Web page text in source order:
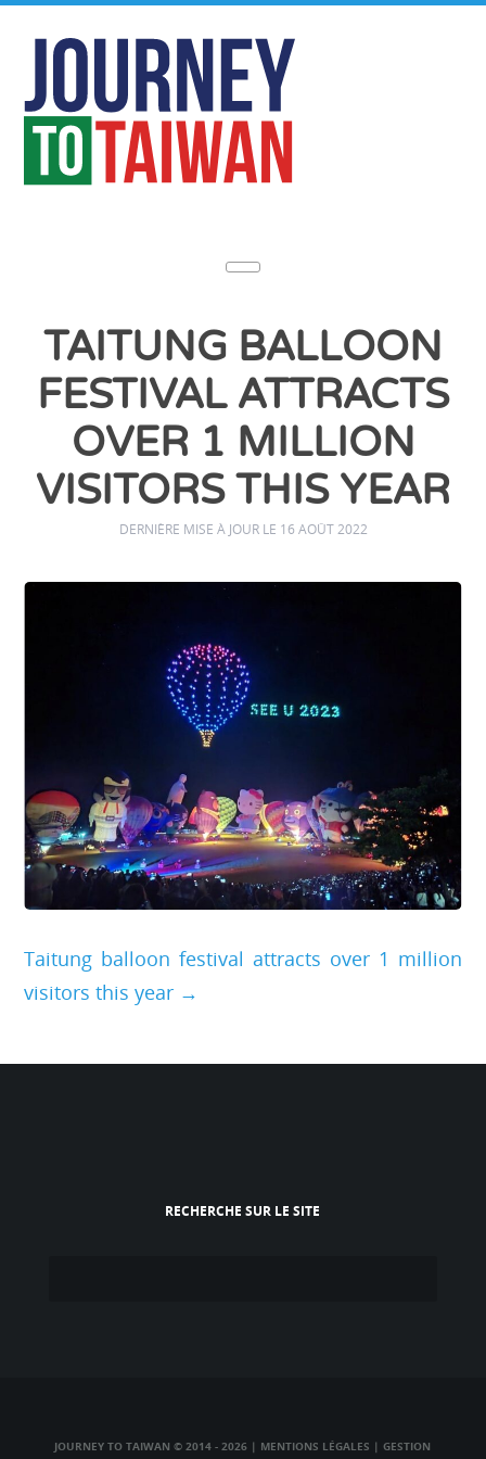
TAITUNG BALLOON
FESTIVAL ATTRACTS
OVER 1 MILLION
VISITORS THIS YEAR
DERNIÈRE MISE À JOUR LE 16 AOÛT 2022
Taitung balloon festival attracts over 1 million
visitors this year →
RECHERCHE SUR LE SITE
JOURNEY TO TAIWAN © 2014 - 2026 | MENTIONS LÉGALES |GESTION